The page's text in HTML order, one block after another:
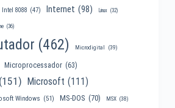
Intel 8088 (47) Internet (98) Linux (32)
(36)
(462) Microdigital (39)
Microprocessador (63)
(151) Microsoft (111)
Windows (51) MS-DOS (70) MSX (38)